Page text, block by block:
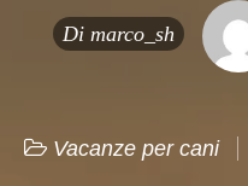
Di marco_sh
Vacanze per cani